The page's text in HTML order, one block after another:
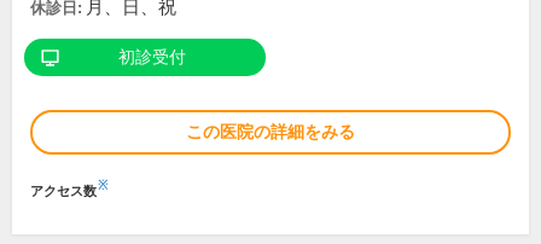
休診日: 月、日、祝
初診受付
この医院の詳細をみる
アクセス数※